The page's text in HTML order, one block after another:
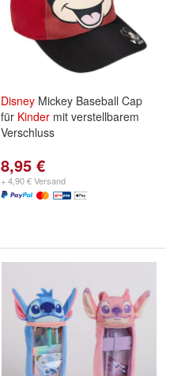
Disney Mickey Baseball Cap
für Kinder mit verstellbarem
Verschluss
8,95 €
+ 4,90 € Versand